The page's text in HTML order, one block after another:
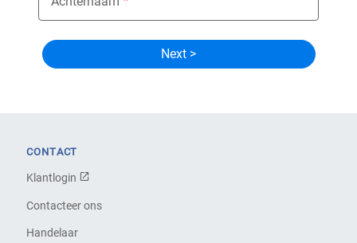
CONTACT
Klantlogin
Contacteer ons
Handelaar